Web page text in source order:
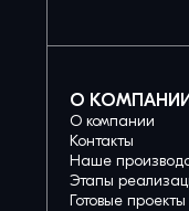
О КОМПАНИИ
О компании
Контакты
Наше
Этапы
Готовые проекты